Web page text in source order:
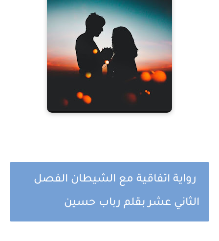
رواية اتفاقية مع الشيطان الفصل
الثاني عشر بقلم رباب حسين